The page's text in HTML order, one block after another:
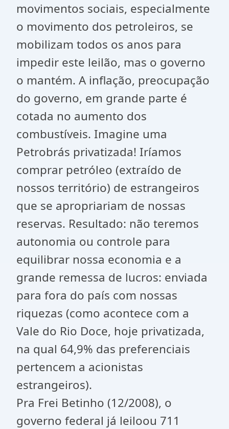
movimentos sociais, especialmente
o movimento dos petroleiros, se
mobilizam todos os anos para
impedir este leilão, mas o governo
o mantém. A inflação, preocupação
do governo, em grande parte é
cotada no aumento dos
combustíveis. Imagine uma
Petrobrás privatizada! Iríamos
comprar petróleo (extraído de
nossos território) de estrangeiros
que se apropriariam de nossas
reservas. Resultado: não teremos
autonomia ou controle para
equilibrar nossa economia e a
grande remessa de lucros: enviada
para fora do país com nossas
riquezas (como acontece com a
Vale do Rio Doce, hoje privatizada,
na qual 64,9% das preferenciais
pertencem a acionistas
estrangeiros).
Pra Frei Betinho (12/2008), o
governo federal já leiloou 711